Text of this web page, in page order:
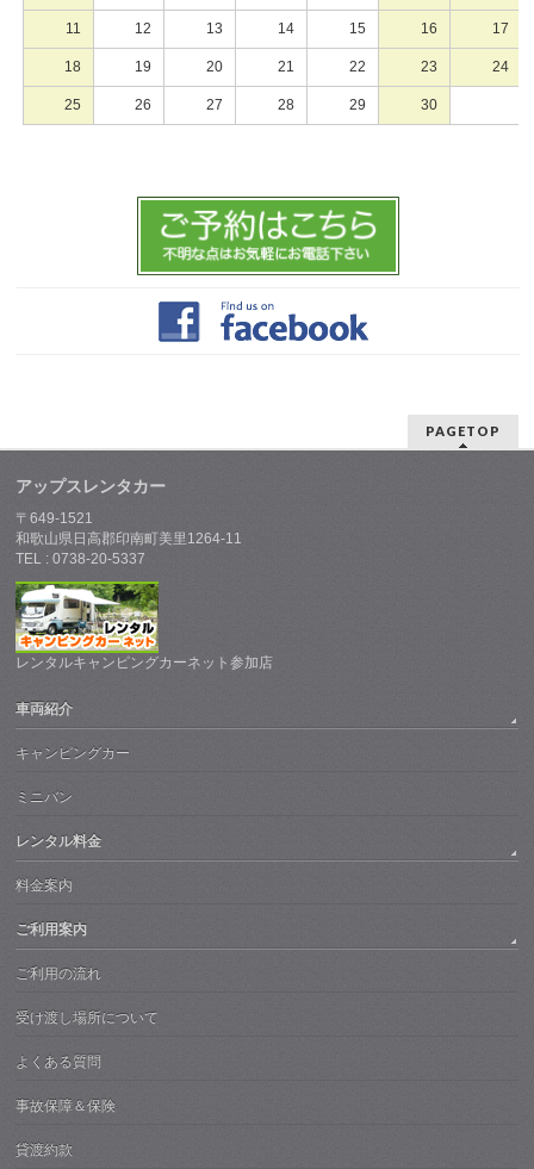
11 12 13 14 15 16 17
18 19 20 21 22 23 24
25 26 27 28 29 30
PAGETOP
アップスレンタカー
〒649-1521
和歌山県日高郡印南町美里1264-11
TEL : 0738-20-5337
レンタルキャンピングカーネット参加店
車両紹介
キャンピングカー
ミニバン
レンタル料金
料金案内
ご利用案内
ご利用の流れ
受け渡し場所について
よくある質問
事故保障＆保険
貸渡約款